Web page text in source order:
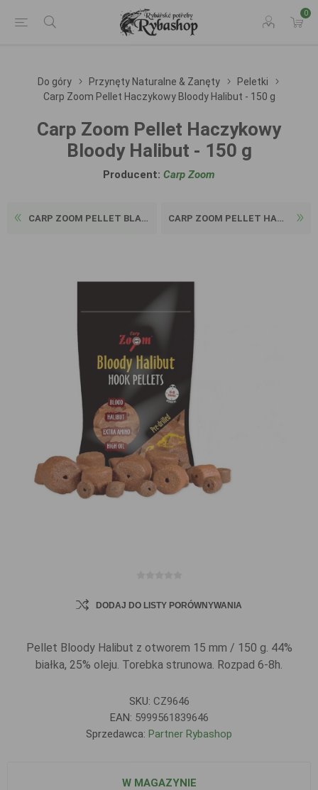
0
Do góry Przynęty Naturalne & Zanęty
Peletki
Carp Zoom Pellet Haczykowy Bloody Halibut - 150 g
Carp Zoom Pellet Haczykowy
Bloody Halibut - 150 g
Producent: Carp Zoom
CARP ZOOM PELLET BLACK HALI... CARP ZOOM PELLET HACZYKOWY ...
DODAJ DO LISTY PORÓWNYWANIA
Pellet Bloody Halibut z otworem 15 mm / 150 g. 44%
białka, 25% oleju. Torebka strunowa. Rozpad 6-8h.
SKU: CZ9646
EAN: 5999561839646
Sprzedawca: Partner Rybashop
W MAGAZYNIE